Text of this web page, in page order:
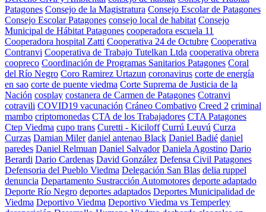
Patagones Consejo de la Magistratura Consejo Escolar de Patagones
Consejo Escolar Patagones consejo local de habitat Consejo
Municipal de Hábitat Patagones cooperadora escuela 11
Cooperadora hospital Zatti Cooperativa 24 de Octubre Cooperativa
Contranvi Cooperativa de Trabajo Tutelkan Ltda cooperativa obrera
coopreco Coordinación de Programas Sanitarios Patagones Coral
del Río Negro Coro Ramirez Urtazun coronavirus corte de energía
en sao corte de puente viedma Corte Suprema de Justicia de la
Nación cosplay costanera de Carmen de Patagones Cotranvi
cotravili COVID19 vacunación Cráneo Combativo Creed 2 criminal
mambo criptomonedas CTA de los Trabajadores CTA Patagones
Ctep Viedma cupo trans Curetti - Kiciloff Currú Leuvú Curza
Curzas Damian Miler daniel antenao Black Daniel Badié daniel
paredes Daniel Relmuan Daniel Salvador Daniela Agostino Dario
Berardi Dario Cardenas David González Defensa Civil Patagones
Defensoria del Pueblo Viedma Delegación San Blas delia ruppel
denuncia Departamento Sustracción Automotores deporte adaptado
Deporte Río Negro deportes adaptados Deportes Municipalidad de
Viedma Deportivo Viedma Deportivo Viedma vs Temperley